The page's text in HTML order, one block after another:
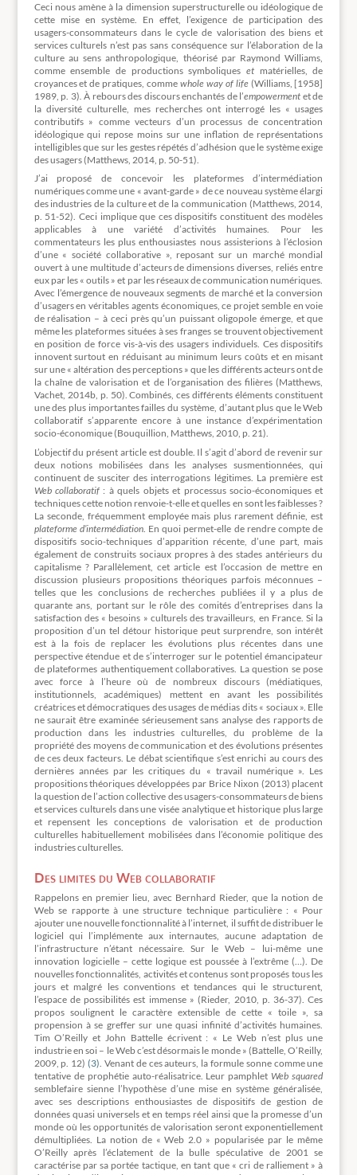
Ceci nous amène à la dimension superstructurelle ou idéologique de
cette mise en système. En effet, l’exigence de participation des
usagers-consommateurs dans le cycle de valorisation des biens et
services culturels n’est pas sans conséquence sur l’élaboration de la
culture au sens anthropologique, théorisé par Raymond Williams,
comme ensemble de productions symboliqueset matérielles, de
croyances et de pratiques, comme whole way of life (Williams, [1958]
1989, p. 3).À rebours des discours enchantés de l’empowerment et de
la diversité culturelle, mes recherches ont interrogé les « usages
contributifs » comme vecteurs d’un processus de concentration
idéologique qui repose moins sur une inflation de représentations
intelligibles que sur les gestes répétés d’adhésion que le système exige
des usagers (Matthews, 2014, p. 50-51).
J’ai proposé de concevoir les plateformes d’intermédiation
numériques comme une « avant-garde » de ce nouveau système élargi
des industries de la culture et de la communication (Matthews, 2014,
p. 51-52). Ceci implique que ces dispositifs constituent des modèles
applicables à une variété d’activités humaines. Pour les
commentateurs les plus enthousiastes nous assisterions à l’éclosion
d’une « société collaborative », reposant sur un marché mondial
ouvert à une multitude d’acteurs de dimensions diverses, reliés entre
eux par les « outils » et par les réseaux de communication numériques.
Avec l’émergence de nouveaux segments de marché et la conversion
d’usagers en véritables agents économiques, ce projet semble en voie
de réalisation – à ceci près qu’un puissant oligopole émerge, et que
même les plateformes situées à ses franges se trouvent objectivement
en position de force vis-à-vis des usagers individuels. Ces dispositifs
innovent surtout en réduisant au minimum leurs coûts et en misant
sur une « altération des perceptions » que les différents acteurs ont de
la chaîne de valorisation et de l’organisation des filières (Matthews,
Vachet, 2014b, p. 50). Combinés, ces différents éléments constituent
une des plus importantes failles du système, d’autant plus que le Web
collaboratif s’apparente encore à une instance d’expérimentation
socio-économique (Bouquillion, Matthews, 2010, p. 21).
L’objectif du présent article est double. Il s’agit d’abord de revenir sur
deux notions mobilisées dans les analyses susmentionnées, qui
continuent de susciter des interrogations légitimes. La première est
Web collaboratif : à quels objets et processus socio-économiques et
techniques cette notion renvoie-t-elle et quelles en sont les faiblesses ?
La seconde, fréquemment employée mais plus rarement définie, est
plateforme d’intermédiation. En quoi permet-elle de rendre compte de
dispositifs socio-techniques d’apparition récente, d’une part, mais
également de construits sociaux propres à des stades antérieurs du
capitalisme ? Parallèlement, cet article est l’occasion de mettre en
discussion plusieurs propositions théoriques parfois méconnues –
telles que les conclusions de recherches publiées il y a plus de
quarante ans, portant sur le rôle des comités d’entreprises dans la
satisfaction des « besoins » culturels des travailleurs, en France. Si la
proposition d’un tel détour historique peut surprendre, son intérêt
est à la fois de replacer les évolutions plus récentes dans une
perspective étendue et de s’interroger sur le potentiel émancipateur
de plateformes authentiquement collaboratives. La question se pose
avec force à l’heure où de nombreux discours (médiatiques,
institutionnels, académiques) mettent en avant les possibilités
créatrices et démocratiques des usages de médias dits « sociaux ». Elle
ne saurait être examinée sérieusement sans analyse des rapports de
production dans les industries culturelles, du problème de la
propriété des moyens de communication et des évolutions présentes
de ces deux facteurs. Le débat scientifique s’est enrichi au cours des
dernières années par les critiques du « travail numérique ». Les
propositions théoriques développées par Brice Nixon (2013) placent
la question de l’action collective des usagers-consommateurs de biens
et services culturels dans une visée analytique et historique plus large
et repensent les conceptions de valorisation et de production
culturelles habituellement mobilisées dans l’économie politique des
industries culturelles.
Des limites du Web collaboratif
Rappelons en premier lieu, avec Bernhard Rieder, que la notion de
Web se rapporte à une structure technique particulière : « Pour
ajouter une nouvelle fonctionnalité à l’internet, il suffit de distribuer le
logiciel qui l’implémente aux internautes, aucune adaptation de
l’infrastructure n’étant nécessaire. Sur le Web – lui-même une
innovation logicielle – cette logique est poussée à l’extrême (…). De
nouvelles fonctionnalités, activités et contenus sont proposés tous les
jours et malgré les conventions et tendances qui le structurent,
l’espace de possibilités est immense » (Rieder, 2010, p. 36-37). Ces
propos soulignent le caractère extensible de cette « toile », sa
propension à se greffer sur une quasi infinité d’activités humaines.
Tim O’Reilly et John Battelle écrivent : « Le Web n’est plus une
industrie en soi – le Web c’est désormais le monde » (Battelle, O’Reilly,
2009, p. 12) (3) . Venant de ces auteurs, la formule sonne comme une
tentative de prophétie auto-réalisatrice. Leur pamphlet Web squared
semblefaire sienne l’hypothèse d’une mise en système généralisée,
avec ses descriptions enthousiastes de dispositifs de gestion de
données quasi universels et en temps réel ainsi que la promesse d’un
monde où les opportunités de valorisation seront exponentiellement
démultipliées. La notion de « Web 2.0 » popularisée par le même
O’Reilly après l’éclatement de la bulle spéculative de 2001 se
caractérise par sa portée tactique, en tant que « cri de ralliement » à